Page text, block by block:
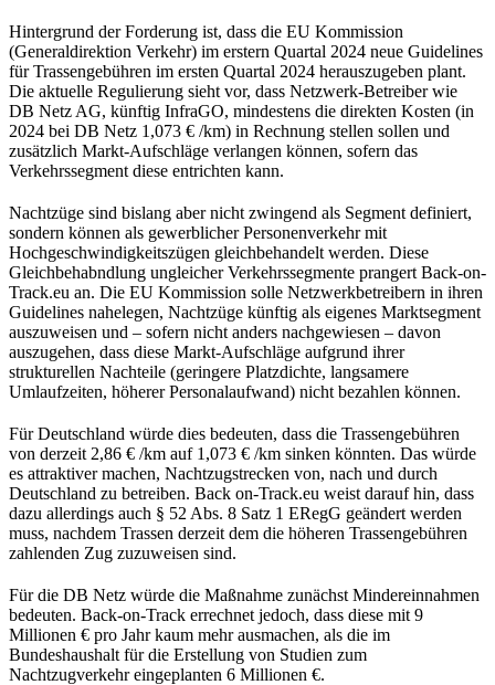
Hintergrund der Forderung ist, dass die EU Kommission
(Generaldirektion Verkehr) im erstern Quartal 2024 neue Guidelines
für Trassengebühren im ersten Quartal 2024 herauszugeben plant.
Die aktuelle Regulierung sieht vor, dass Netzwerk-Betreiber wie
DB Netz AG, künftig InfraGO, mindestens die direkten Kosten (in
2024 bei DB Netz 1,073 € /km) in Rechnung stellen sollen und
zusätzlich Markt-Aufschläge verlangen können, sofern das
Verkehrssegment diese entrichten kann.
Nachtzüge sind bislang aber nicht zwingend als Segment definiert,
sondern können als gewerblicher Personenverkehr mit
Hochgeschwindigkeitszügen gleichbehandelt werden. Diese
Gleichbehabndlung ungleicher Verkehrssegmente prangert Back-on-
Track.eu an. Die EU Kommission solle Netzwerkbetreibern in ihren
Guidelines nahelegen, Nachtzüge künftig als eigenes Marktsegment
auszuweisen und – sofern nicht anders nachgewiesen – davon
auszugehen, dass diese Markt-Aufschläge aufgrund ihrer
strukturellen Nachteile (geringere Platzdichte, langsamere
Umlaufzeiten, höherer Personalaufwand) nicht bezahlen können.
Für Deutschland würde dies bedeuten, dass die Trassengebühren
von derzeit 2,86 € /km auf 1,073 € /km sinken könnten. Das würde
es attraktiver machen, Nachtzugstrecken von, nach und durch
Deutschland zu betreiben. Back on-Track.eu weist darauf hin, dass
dazu allerdings auch § 52 Abs. 8 Satz 1 ERegG geändert werden
muss, nachdem Trassen derzeit dem die höheren Trassengebühren
zahlenden Zug zuzuweisen sind.
Für die DB Netz würde die Maßnahme zunächst Mindereinnahmen
bedeuten. Back-on-Track errechnet jedoch, dass diese mit 9
Millionen € pro Jahr kaum mehr ausmachen, als die im
Bundeshaushalt für die Erstellung von Studien zum
Nachtzugverkehr eingeplanten 6 Millionen €.